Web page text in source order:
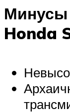
Минусы
Honda